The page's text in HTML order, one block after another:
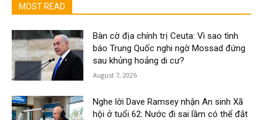
MOST READ
Bàn cờ địa chính trị Ceuta: Vì sao tình
báo Trung Quốc nghi ngờ Mossad đứng
sau khủng hoảng di cư?
August 7, 2026
Nghe lời Dave Ramsey nhận An sinh Xã
hội ở tuổi 62: Nước đi sai lầm có thể đắt